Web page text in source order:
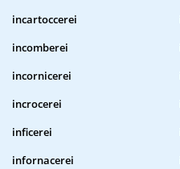
incartoccerei
incomberei
incornicerei
incrocerei
inficerei
infornacerei